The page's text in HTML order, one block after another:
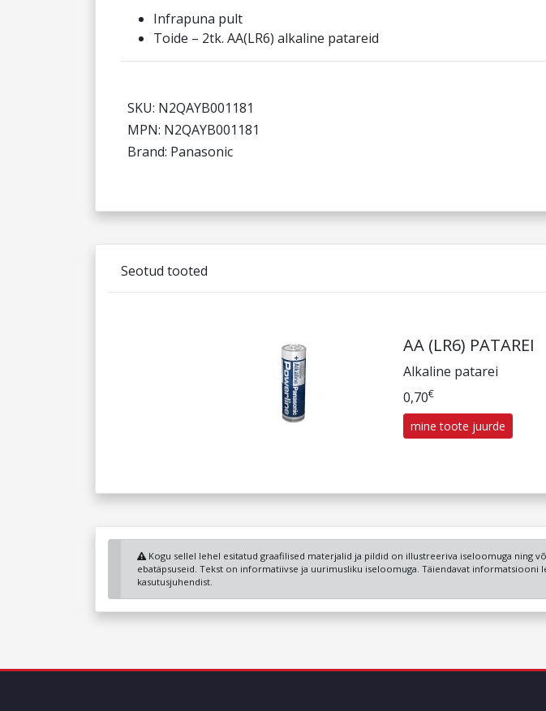
Infrapuna pult
Toide – 2tk. AA(LR6) alkaline patareid
SKU: N2QAYB001181
MPN: N2QAYB001181
Brand: Panasonic
Seotud tooted
AA (LR6) PATAREI
Alkaline patarei
0,70€
mine toote juurde
Kogu sellel lehel esitatud graafilised materjalid ja pildid on illustreeriva iseloomuga ning
ebatäpsuseid. Tekst on informatiivse ja uurimusliku iseloomuga. Täiendavat informatsiooni
kasutusjuhendist.